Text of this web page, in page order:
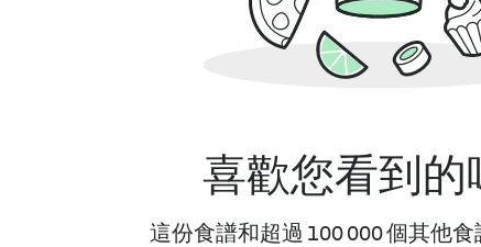
喜歡您看到的
這份食譜和超過 100 000 個其他食